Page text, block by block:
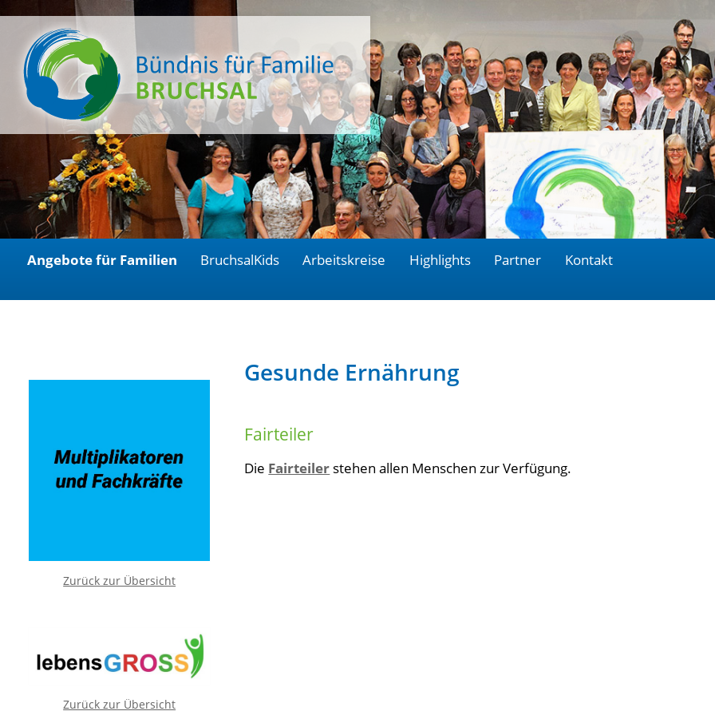
Angebote für Familien BruchsalKids Arbeitskreise Highlights Partner Kontakt
Zurück zur Übersicht
Zurück zur Übersicht
Gesunde Ernährung
Fairteiler
Die Fairteiler stehen allen Menschen zur Verfügung.